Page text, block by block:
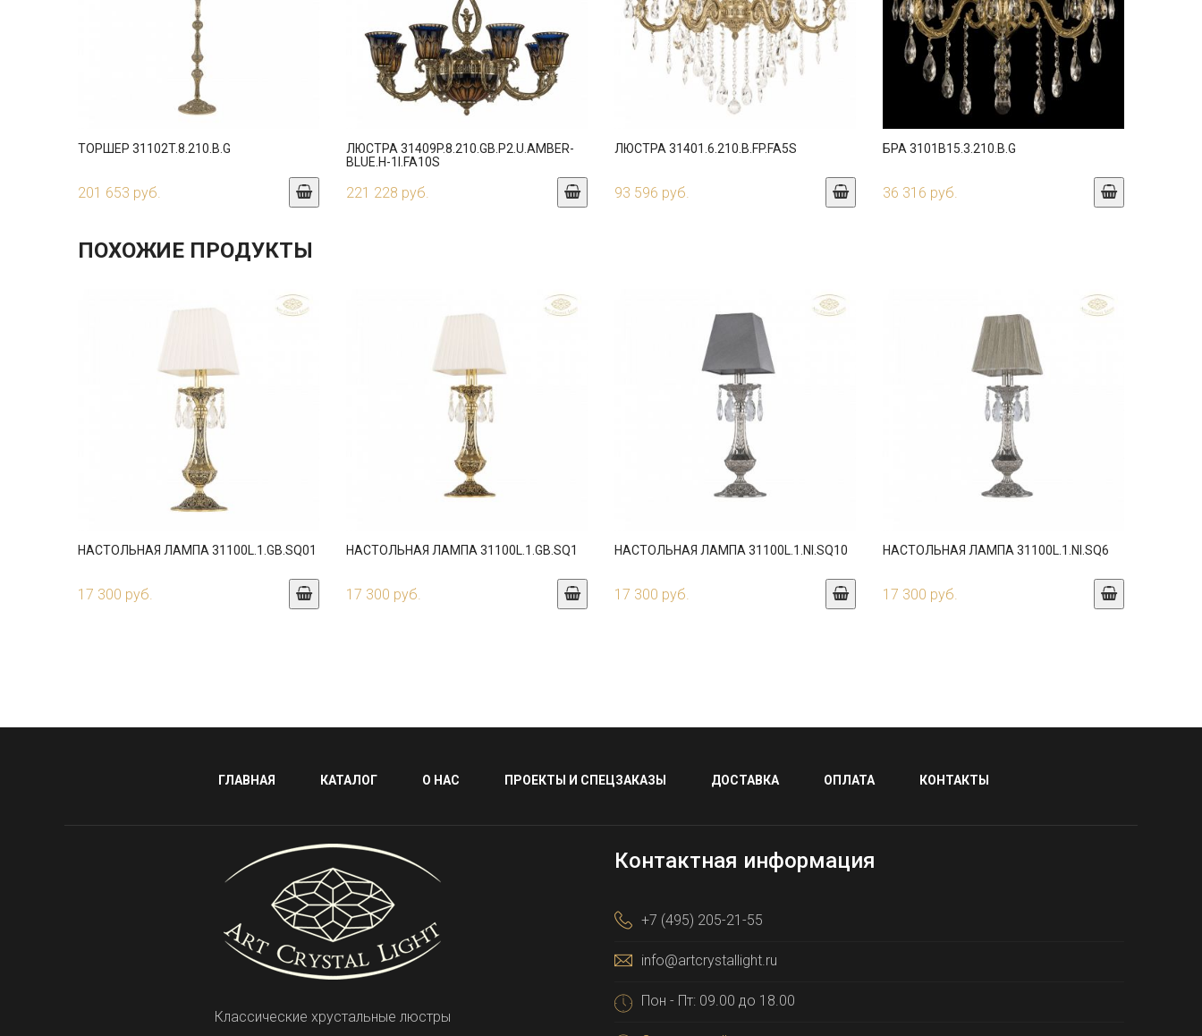
ТОРШЕР 31102T.8.210.B.G
201 653 руб.
ЛЮСТРА 31409P.8.210.GB.P2.U.AMBER-
BLUE.H-1I.FA10S
221 228 руб.
ЛЮСТРА 31401.6.210.B.FP.FA5S
93 596 руб.
БРА 3101B15.3.210.B.G
36 316 руб.
ПОХОЖИЕ ПРОДУКТЫ
НАСТОЛЬНАЯ ЛАМПА 31100L.1.GB.SQ01
17 300 руб.
НАСТОЛЬНАЯ ЛАМПА 31100L.1.GB.SQ1
17 300 руб.
НАСТОЛЬНАЯ ЛАМПА 31100L.1.NI.SQ10
17 300 руб.
НАСТОЛЬНАЯ ЛАМПА 31100L.1.NI.SQ6
17 300 руб.
ГЛАВНАЯ КАТАЛОГ О НАС ПРОЕКТЫ И СПЕЦЗАКАЗЫ ДОСТАВКА ОПЛАТА КОНТАКТЫ
Классические хрустальные люстры
Контактная информация
+7 (495) 205-21-55
info@artcrystallight.ru
Пон - Пт: 09.00 до 18.00